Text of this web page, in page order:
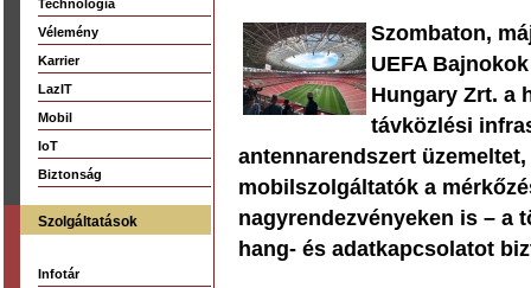
Technológia
Vélemény
Karrier
LazIT
Mobil
IoT
Biztonság
Szolgáltatások
Infotár
Szombaton,
UEFA
Hungary Zrt. a
távközlési
antennarendszert
mobilszolgáltatók a
nagyrendezvényeken is – a
hang- és adatkapcsolatot